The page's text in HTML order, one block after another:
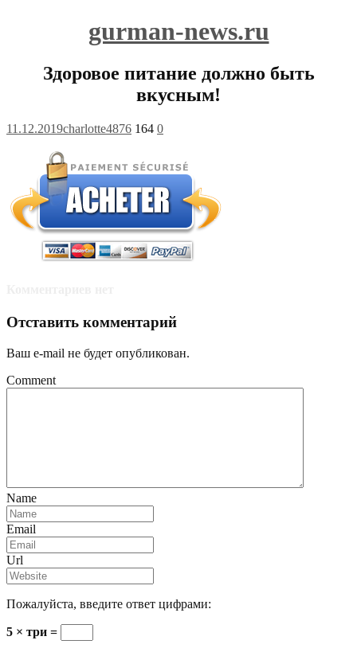
gurman-news.ru
Здоровое питание должно быть
вкусным!
11.12.2019charlotte4876 164 0
Отставить комментарий
Ваш e-mail не будет опубликован.
Comment
Name
Email
Url
Пожалуйста, введите ответ цифрами:
5 × три =